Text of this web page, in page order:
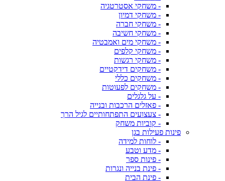
- משחקי אסטרטגיה
- משחקי דמיון
- משחקי חברה
- משחקי חשיבה
- משחקי מים ואמבטיה
- משחקי קלפים
- משחקי רגשות
- משחקים דידקטיים
- משחקים כללי
- משחקים לפעוטות
- על גלגלים
- פאזלים הרכבות ובנייה
- צעצועים התפתחותיים לגיל הרך
- קוביות משחק
פינות פעילות בגן
- לוחות למידה
- מדע וטבע
- פינות ספר
- פינת בנייה ונגרות
- פינת הבית